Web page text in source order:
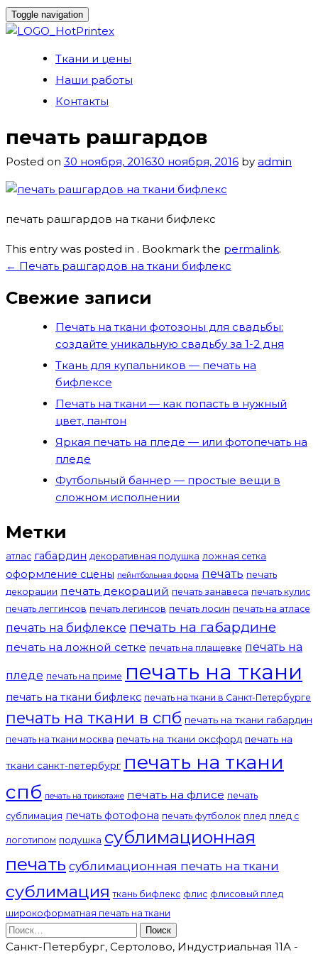
Toggle navigation
Ткани и цены
Наши работы
Контакты
печать рашгардов
Posted on 30 ноября, 201630 ноября, 2016 by admin
печать рашгардов на ткани бифлекс
This entry was posted in . Bookmark the permalink.
Навигация
по
записям
← Печать рашгардов на ткани бифлекс
Свежие записи
Печать на ткани фотозоны для свадьбы:
создайте уникальную свадьбу за 1-2 дня
Ткань для купальников — печать на
бифлексе
Печать на ткани — как попасть в нужный
цвет, пантон
Яркая печать на пледе — или фотопечать на
пледе
Футбольный баннер — простые вещи в
сложном исполнении
Метки
атлас габардин декоративная подушка ложная сетка
оформление сцены пейнтбольная форма печать печать
декорации печать декораций печать занавеса печать кулис
печать леггинсов печать легинсов печать лосин печать на атласе
печать на бифлексе печать на габардине
печать на ложной сетке печать на плащевке печать на
пледе печать на приме печать на ткани
печать на ткани бифлекс печать на ткани в Санкт-Петербурге
печать на ткани в спб печать на ткани габардин
печать на ткани москва печать на ткани оксфорд печать на
ткани санкт-петербург печать на ткани
спб печать на трикотаже печать на флисе печать
сублимация печать фотофона печать футболок плед плед с
логотипом подушка сублимационная
печать сублимационная печать на ткани
сублимация ткань бифлекс флис флисовый плед
широкоформатная печать на ткани
Найти:
Санкт-Петербург, Сертолово, Индустриальная 11А -